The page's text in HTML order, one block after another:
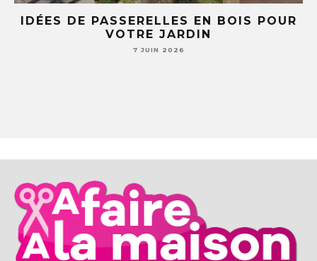
5 IDÉES DIY AVEC DES TASSES ET
SOUCOUPES (TU NE REGARDERAS PLUS
JAMAIS TA VAISSELLE PAREIL )